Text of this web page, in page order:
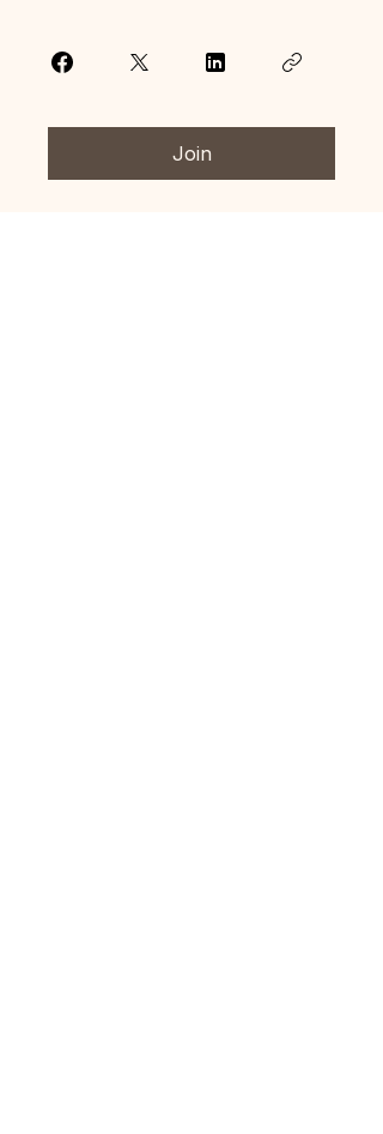
Join